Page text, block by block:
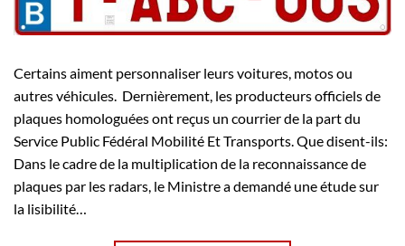
Certains aiment personnaliser leurs voitures, motos ou
autres véhicules. Dernièrement, les producteurs officiels de
plaques homologuées ont reçus un courrier de la part du
Service Public Fédéral Mobilité Et Transports. Que disent-ils:
Dans le cadre de la multiplication de la reconnaissance de
plaques par les radars, le Ministre a demandé une étude sur
la lisibilité…